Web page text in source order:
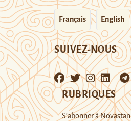
Français English
SUIVEZ-NOUS
RUBRIQUES
S’abonner à Novastan